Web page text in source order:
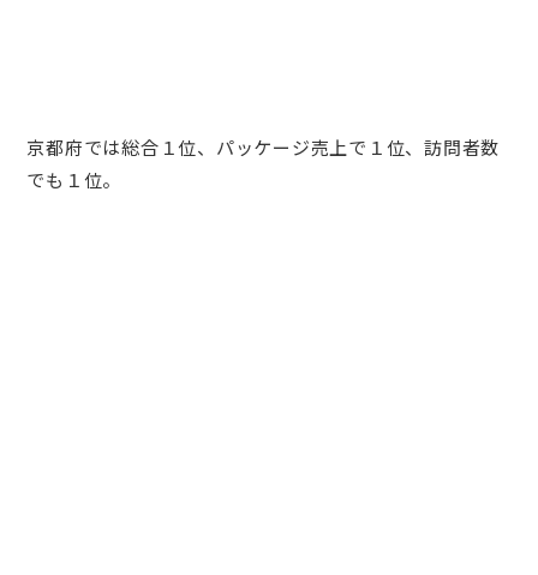
京都府では総合１位、パッケージ売上で１位、訪問者数
でも１位。